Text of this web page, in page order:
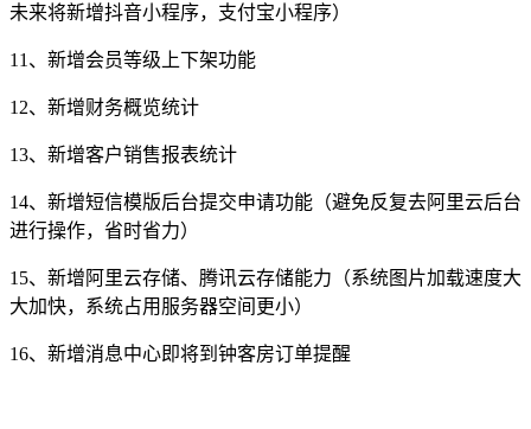
未来将新增抖音小程序，支付宝小程序）
11、新增会员等级上下架功能
12、新增财务概览统计
13、新增客户销售报表统计
14、新增短信模版后台提交申请功能（避免反复去阿里云后台
进行操作，省时省力）
15、新增阿里云存储、腾讯云存储能力（系统图片加载速度大
大加快，系统占用服务器空间更小）
16、新增消息中心即将到钟客房订单提醒